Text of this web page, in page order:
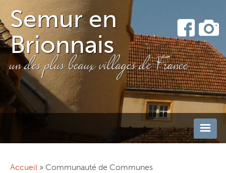
to
content
Semur en
Brionnais
un des plus beaux villages de France
Accueil » Communauté de Communes